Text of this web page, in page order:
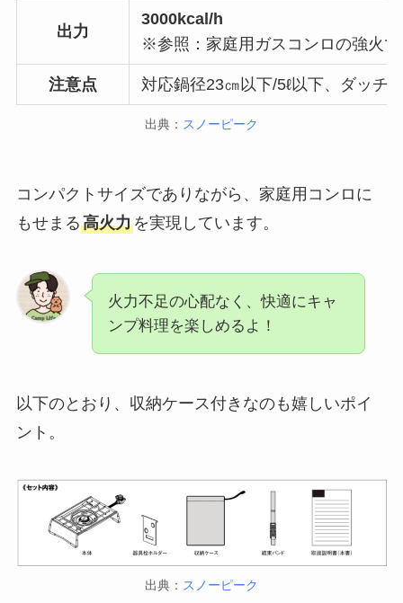
出力
3000kcal/h
※参照：家庭用ガスコンロの強火
注意点 対応鍋径23㎝以下/5ℓ以下、ダッチ
出典： スノーピーク
コンパクトサイズでありながら、家庭用コンロに
もせまる高火力を実現しています。
火力不足の心配なく、快適にキャ
ンプ料理を楽しめるよ！
以下のとおり、収納ケース付きなのも嬉しいポイ
ント。
出典： スノーピーク